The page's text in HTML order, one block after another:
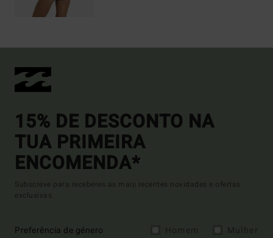
15% DE DESCONTO NA
TUA PRIMEIRA
ENCOMENDA*
Subscreve para receberes as mais recentes novidades e ofertas
exclusivas.
Preferência de género